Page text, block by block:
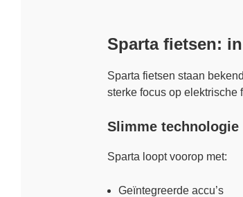
Sparta fietsen:
Sparta fietsen staan
sterke focus op elektrische
Slimme technologie
Sparta loopt voorop met:
Geïntegreerde accu’s